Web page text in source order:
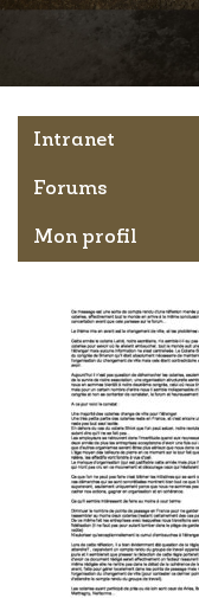
Intranet
Forums
Mon profil